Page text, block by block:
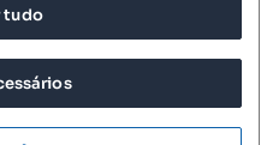
OLX Portugal, S.A.
tudo